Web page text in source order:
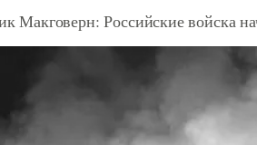
Макговерн: Российские войска